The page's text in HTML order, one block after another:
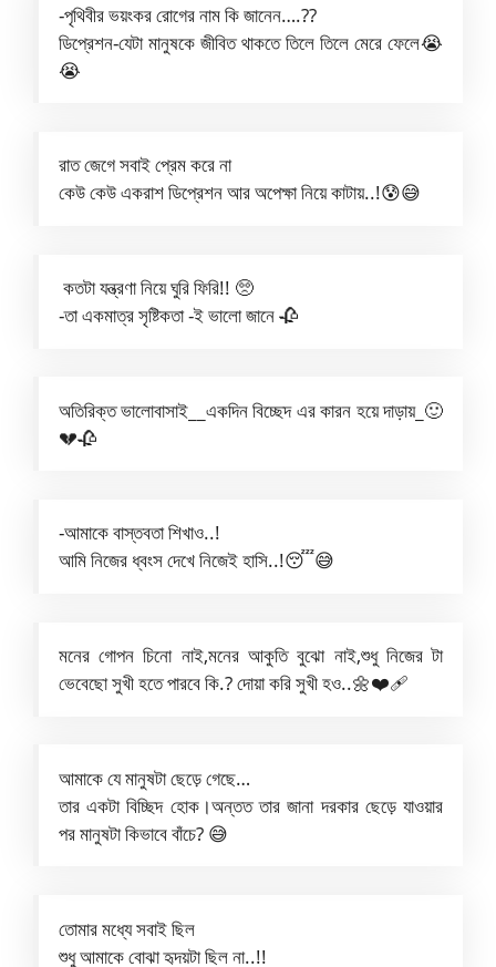
-পৃথিবীর ভয়ংকর রোগের নাম কি জানেন….??
ডিপ্রেশন-যেটা মানুষকে জীবিত থাকতে তিলে তিলে মেরে ফেলে😭
😭
রাত জেগে সবাই প্রেম করে না
কেউ কেউ একরাশ ডিপ্রেশন আর অপেক্ষা নিয়ে কাটায়..!😰😅
কতটা যন্ত্রণা নিয়ে ঘুরি ফিরি!! 🥺
-তা একমাত্র সৃষ্টিকতা -ই ভালো জানে 🥀
অতিরিক্ত ভালোবাসাই__একদিন বিচ্ছেদ এর কারন হয়ে দাড়ায়_🙂
💔🥀
-আমাকে বাস্তবতা শিখাও..!
আমি নিজের ধ্বংস দেখে নিজেই হাসি..!😴😅
মনের গোপন চিনো নাই,মনের আকুতি বুঝো নাই,শুধু নিজের টা
ভেবেছো সুখী হতে পারবে কি.? দোয়া করি সুখী হও..🌼❤️‍🩹
আমাকে যে মানুষটা ছেড়ে গেছে…
তার একটা বিচ্ছিদ হোক।অন্তত তার জানা দরকার ছেড়ে যাওয়ার
পর মানুষটা কিভাবে বাঁচে? 😅
তোমার মধ্যে সবাই ছিল
শুধু আমাকে বোঝা হৃদয়টা ছিল না..!!